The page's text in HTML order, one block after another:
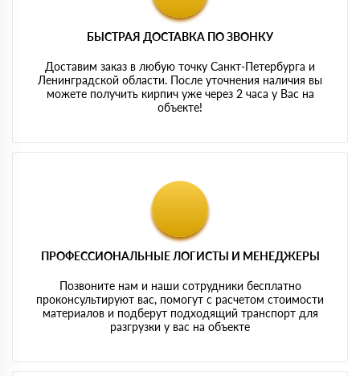
БЫСТРАЯ ДОСТАВКА ПО ЗВОНКУ
Доставим заказ в любую точку Санкт-Петербурга и
Ленинградской области. После уточнения наличия вы
можете получить кирпич уже через 2 часа у Вас на
объекте!
ПРОФЕССИОНАЛЬНЫЕ ЛОГИСТЫ И МЕНЕДЖЕРЫ
Позвоните нам и наши сотрудники бесплатно
проконсультируют вас, помогут с расчетом стоимости
материалов и подберут подходящий транспорт для
разгрузки у вас на объекте